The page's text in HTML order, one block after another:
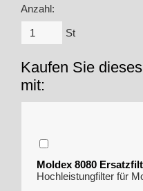
Anzahl:
St
Kaufen Sie
mit:
Moldex 8080
Hochleistungfilter für